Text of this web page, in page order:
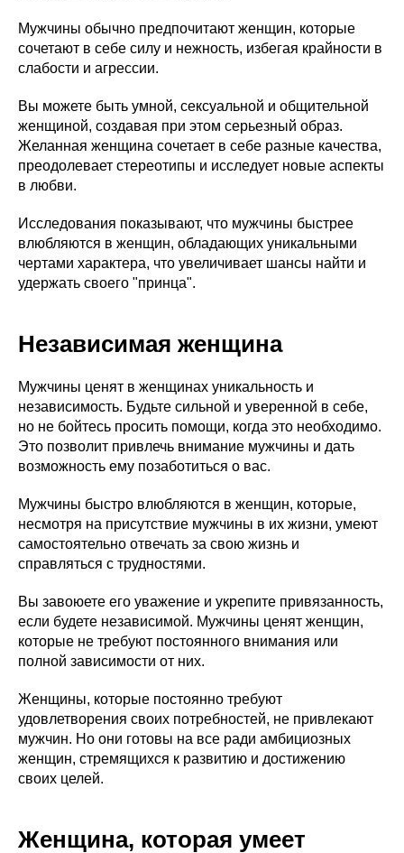
Мужчины обычно предпочитают женщин, которые
сочетают в себе силу и нежность, избегая крайности в
слабости и агрессии.
Вы можете быть умной, сексуальной и общительной
женщиной, создавая при этом серьезный образ.
Желанная женщина сочетает в себе разные качества,
преодолевает стереотипы и исследует новые аспекты
в любви.
Исследования показывают, что мужчины быстрее
влюбляются в женщин, обладающих уникальными
чертами характера, что увеличивает шансы найти и
удержать своего "принца".
Независимая женщина
Мужчины ценят в женщинах уникальность и
независимость. Будьте сильной и уверенной в себе,
но не бойтесь просить помощи, когда это необходимо.
Это позволит привлечь внимание мужчины и дать
возможность ему позаботиться о вас.
Мужчины быстро влюбляются в женщин, которые,
несмотря на присутствие мужчины в их жизни, умеют
самостоятельно отвечать за свою жизнь и
справляться с трудностями.
Вы завоюете его уважение и укрепите привязанность,
если будете независимой. Мужчины ценят женщин,
которые не требуют постоянного внимания или
полной зависимости от них.
Женщины, которые постоянно требуют
удовлетворения своих потребностей, не привлекают
мужчин. Но они готовы на все ради амбициозных
женщин, стремящихся к развитию и достижению
своих целей.
Женщина, которая умеет